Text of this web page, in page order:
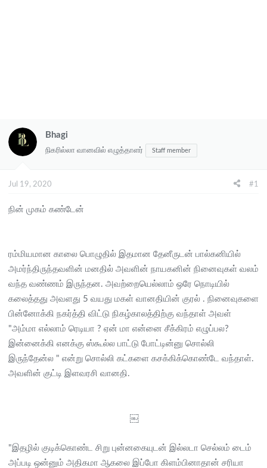
Bhagi
நிகரில்லா வானவில் எழுத்தாளர் Staff member
Jul 19, 2020 #1
நின் முகம் கண்டேன்
ரம்மியமான காலை பொழுதில் இதமான தேனீருடன் பால்கனியில்
அமர்ந்திருந்தவளின் மனதில் அவளின் நாயகனின் நினைவுகள் வலம்
வந்த வண்ணம் இருந்தன. அவற்றையெல்லாம் ஒரே நொடியில்
கலைத்தது அவளது 5 வயது மகள் வானதியின் குரல் . நினைவுகளை
பின்னோக்கி நகர்த்தி விட்டு நிகழ்காலத்திற்கு வந்தாள் அவள்
"அம்மா எல்லாம் ரெடியா ? ஏன் மா என்னை சீக்கிரம் எழுப்பல?
இன்னைக்கி எனக்கு ஸ்கூல்ல பாட்டு போட்டின்னு சொல்லி
இருந்தேன்ல " என்று சொல்லி கட்களை கசக்கிக்கொண்டே வந்தாள்.
அவளின் குட்டி இளவரசி வானதி.
￼​
"இதழில் குடிக்கொண்ட சிறு புன்னகையுடன் இல்லடா செல்லம் டைம்
அப்படி ஒன்னும் அதிகமா ஆகலை இப்போ கிளம்பினாதான் சரியா